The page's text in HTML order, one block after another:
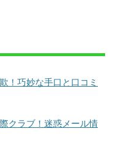
！巧妙な手口と口コミ
クラブ！迷惑メール情